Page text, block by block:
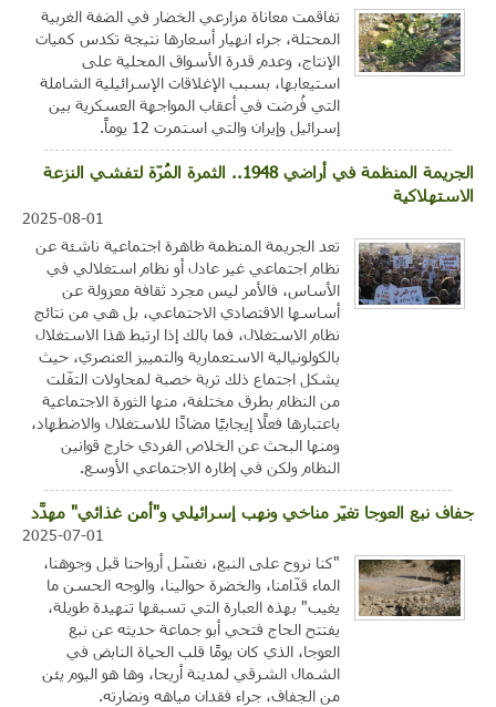
تفاقمت معاناة مزارعي الخضار في الضفة الغربية
المحتلة، جراء انهيار أسعارها نتيجة تكدس كميات
الإنتاج، وعدم قدرة الأسواق المحلية على
استيعابها، بسبب الإغلاقات الإسرائيلية الشاملة
التي فُرضت في أعقاب المواجهة العسكرية بين
إسرائيل وإيران والتي استمرت 12 يوماً.
الجريمة المنظمة في أراضي 1948.. الثمرة المُرّة لتفشي النزعة
الاستهلاكية
2025-08-01
تعد الجريمة المنظمة ظاهرة اجتماعية ناشئة عن
نظام اجتماعي غير عادل أو نظام استغلالي في
الأساس، فالأمر ليس مجرد ثقافة معزولة عن
أساسها الاقتصادي الاجتماعي، بل هي من نتائج
نظام الاستغلال، فما بالك إذا ارتبط هذا الاستغلال
بالكولونيالية الاستعمارية والتمييز العنصري، حيث
يشكل اجتماع ذلك تربة خصبة لمحاولات التفّلت
من النظام بطرق مختلفة، منها الثورة الاجتماعية
باعتبارها فعلًا إيجابيًا مضادًا للاستغلال والاضطهاد،
ومنها البحث عن الخلاص الفردي خارج قوانين
النظام ولكن في إطاره الاجتماعي الأوسع.
جفاف نبع العوجا تغيّر مناخي ونهب إسرائيلي و"أمن غذائي" مهدَّد
2025-07-01
"كنا نروح على النبع، نغسّل أرواحنا قبل وجوهنا،
الماء قدّامنا، والخضرة حوالينا، والوجه الحسن ما
يغيب" بهذه العبارة التي تسبقها تنهيدة طويلة،
يفتتح الحاج فتحي أبو جماعة حديثه عن نبع
العوجا، الذي كان يومًا قلب الحياة النابض في
الشمال الشرقي لمدينة أريحا، وها هو اليوم يئن
من الجفاف، جراء فقدان مياهه ونضارته.